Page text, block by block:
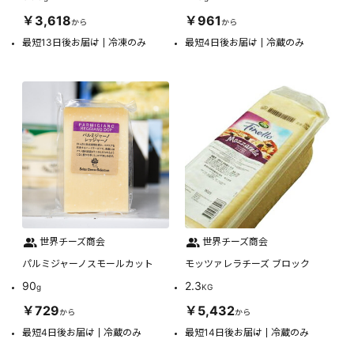
￥3,618から
最短13日後お届け 冷凍のみ
￥961から
最短4日後お届け 冷蔵のみ
世界チーズ商会
パルミジャーノスモールカット
90g
￥729から
最短4日後お届け 冷蔵のみ
世界チーズ商会
モッツァレラチーズ ブロック
2.3KG
￥5,432から
最短14日後お届け 冷蔵のみ